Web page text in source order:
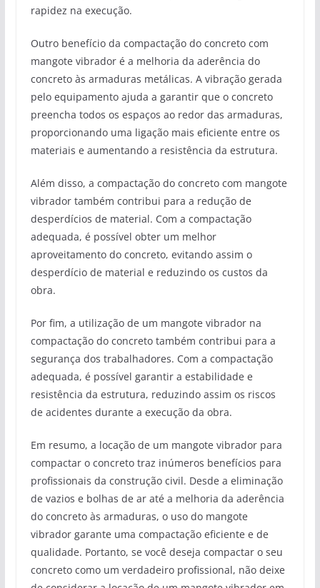
rapidez na execução.
Outro benefício da compactação do concreto com
mangote vibrador é a melhoria da aderência do
concreto às armaduras metálicas. A vibração gerada
pelo equipamento ajuda a garantir que o concreto
preencha todos os espaços ao redor das armaduras,
proporcionando uma ligação mais eficiente entre os
materiais e aumentando a resistência da estrutura.
Além disso, a compactação do concreto com mangote
vibrador também contribui para a redução de
desperdícios de material. Com a compactação
adequada, é possível obter um melhor
aproveitamento do concreto, evitando assim o
desperdício de material e reduzindo os custos da
obra.
Por fim, a utilização de um mangote vibrador na
compactação do concreto também contribui para a
segurança dos trabalhadores. Com a compactação
adequada, é possível garantir a estabilidade e
resistência da estrutura, reduzindo assim os riscos
de acidentes durante a execução da obra.
Em resumo, a locação de um mangote vibrador para
compactar o concreto traz inúmeros benefícios para
profissionais da construção civil. Desde a eliminação
de vazios e bolhas de ar até a melhoria da aderência
do concreto às armaduras, o uso do mangote
vibrador garante uma compactação eficiente e de
qualidade. Portanto, se você deseja compactar o seu
concreto como um verdadeiro profissional, não deixe